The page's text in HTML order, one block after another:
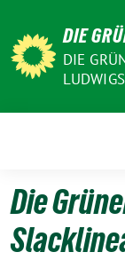
zum
Inhalt
DIE
DIE
Die